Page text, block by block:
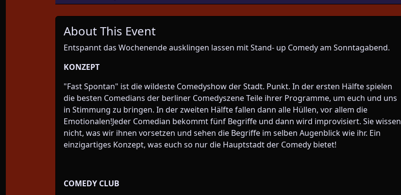
About This Event
Entspannt das Wochenende ausklingen lassen mit Stand- up Comedy am Sonntagabend.
KONZEPT
"Fast Spontan" ist die wildeste Comedyshow der Stadt. Punkt. In der ersten Hälfte spielen
die besten Comedians der berliner Comedyszene Teile ihrer Programme, um euch und uns
in Stimmung zu bringen. In der zweiten Hälfte fallen dann alle Hüllen, vor allem die
Emotionalen!Jeder Comedian bekommt fünf Begriffe und dann wird improvisiert. Sie wissen
nicht, was wir ihnen vorsetzen und sehen die Begriffe im selben Augenblick wie ihr. Ein
einzigartiges Konzept, was euch so nur die Hauptstadt der Comedy bietet!
COMEDY CLUB